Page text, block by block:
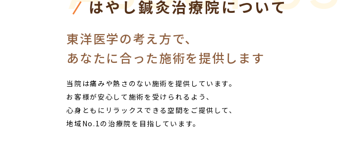
はやし鍼灸治療院について
東洋医学の考え方で、
あなたに合った施術を提供します
当院は痛みや熱さのない施術を提供しています。
お客様が安心して施術を受けられるよう、
心身ともにリラックスできる空間をご提供して、
地域No.1の治療院を目指しています。